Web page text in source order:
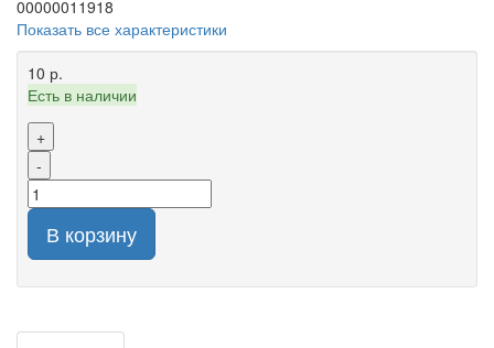
00000011918
Показать все характеристики
10 р.
Есть в наличии
+
-
В корзину